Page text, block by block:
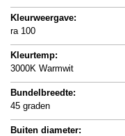
Kleurweergave:
ra 100
Kleurtemp:
3000K Warmwit
Bundelbreedte:
45 graden
Buiten diameter: